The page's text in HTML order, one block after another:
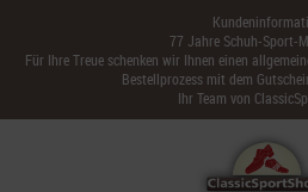
77 Jahre Schuh-Sport-
Für Ihre Treue schenken wir Ihnen einen
Bestellprozess mit dem
Ihr Team von